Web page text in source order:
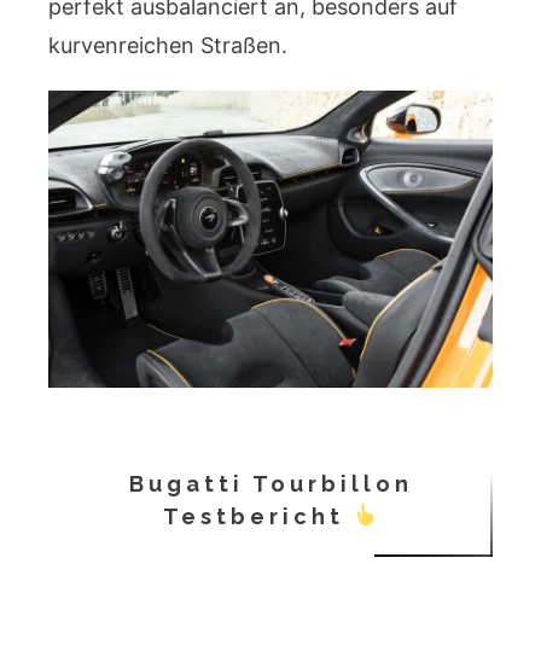
perfekt ausbalanciert an, besonders auf
kurvenreichen Straßen.
Bugatti Tourbillon
Testbericht